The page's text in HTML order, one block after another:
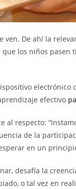
ven. De ahí la
los niños pasen
electrónico
efectivo
al respecto:
de la
en un
desafía la
o tal vez en